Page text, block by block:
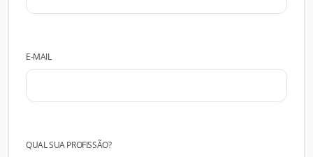
E-MAIL
QUAL SUA PROFISSÃO?